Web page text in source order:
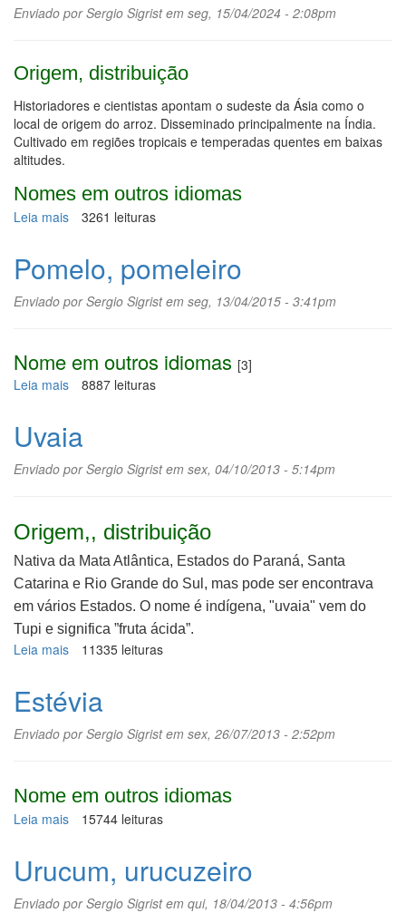
Enviado porSergio Sigristem seg, 15/04/2024 - 2:08pm
Origem, distribuição
Historiadores e cientistas apontam o sudeste da Ásia como o
local de origem do arroz. Disseminado principalmente na Índia.
Cultivado em regiões tropicais e temperadas quentes em baixas
altitudes.
Nomes em outros idiomas
Leia mais sobre
3261 leituras
Pomelo, pomeleiro
Enviado porSergio Sigristem seg, 13/04/2015 - 3:41pm
Nome em outros idiomas [3]
Leia mais sobre
8887 leituras
Uvaia
Enviado porSergio Sigristem sex, 04/10/2013 - 5:14pm
Origem,, distribuição
Nativa da Mata Atlântica, Estados do Paraná, Santa
Catarina e Rio Grande do Sul, mas pode ser encontrava
em vários Estados. O nome é indígena, "uvaia" vem do
Tupi e significa ”fruta ácida”.
Leia mais sobre
11335 leituras
Estévia
Enviado porSergio Sigristem sex, 26/07/2013 - 2:52pm
Nome em outros idiomas
Leia mais sobre
15744 leituras
Urucum, urucuzeiro
Enviado porSergio Sigristem qui, 18/04/2013 - 4:56pm